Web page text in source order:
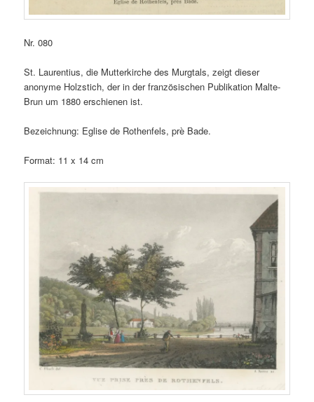
Nr. 080
St. Laurentius, die Mutterkirche des Murgtals, zeigt dieser
anonyme Holzstich, der in der französischen Publikation Malte-
Brun um 1880 erschienen ist.
Bezeichnung: Eglise de Rothenfels, prè Bade.
Format: 11 x 14 cm